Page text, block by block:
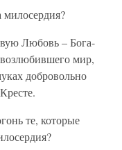
Любовь – Бога-
мир,
добровольно
те, которые